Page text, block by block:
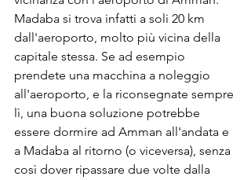
Madaba si trova infatti a soli 20 km
dall'aeroporto, molto più vicina della
capitale stessa. Se ad esempio
prendete una macchina a noleggio
all'aeroporto, e la riconsegnate sempre
lì, una buona soluzione potrebbe
essere dormire ad Amman all'andata e
a Madaba al ritorno (o viceversa), senza
così dover ripassare due volte dalla